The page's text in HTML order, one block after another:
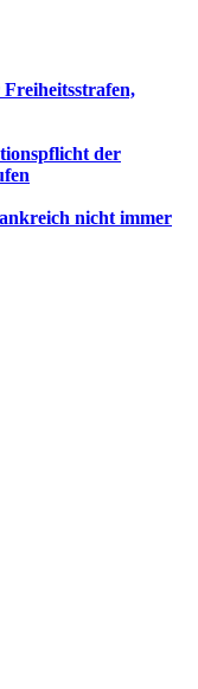
der
nicht immer